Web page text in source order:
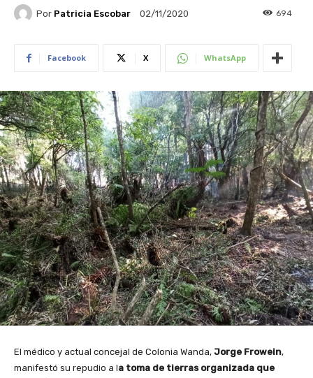
Por Patricia Escobar 02/11/2020 694
Facebook X WhatsApp
El médico y actual concejal de Colonia Wanda, Jorge Frowein,
manifestó su repudio a la toma de tierras organizada que